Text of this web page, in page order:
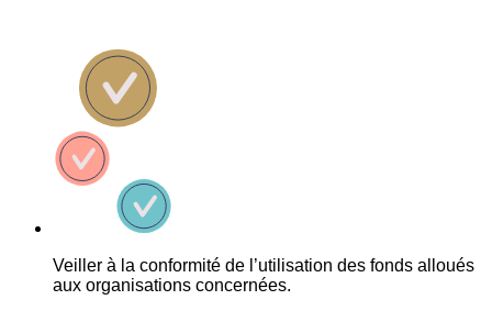
Veiller à la conformité de l’utilisation des fonds alloués
aux organisations concernées.